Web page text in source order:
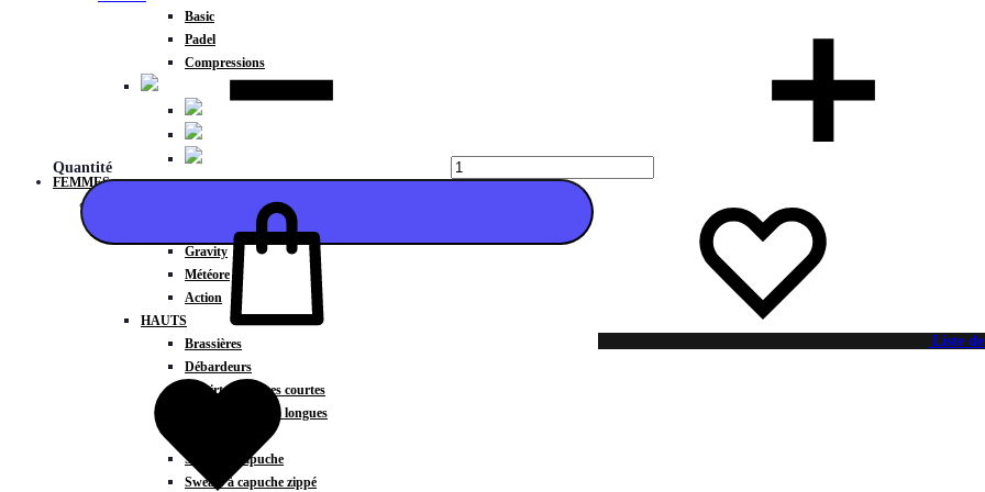
Basic
Padel
Compressions
FEMMES
Gravity
Météore
Action
HAUTS
Brassières
Débardeurs
T-shirts manches courtes
T-shirts manches longues
Sweats à capuche
Sweats à capuche zippé
Quantité
Liste